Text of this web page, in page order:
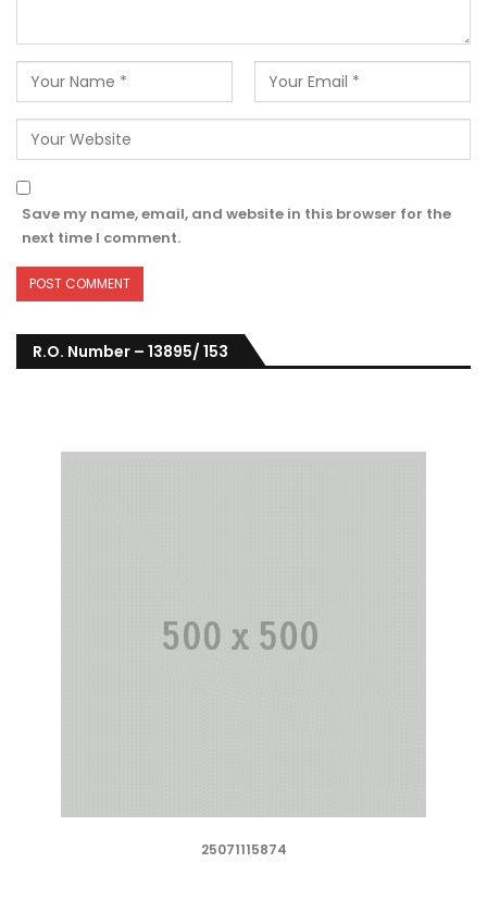
Save my name, email, and website in this browser for the
next time I comment.
R.O. Number – 13895/ 153
25071115874